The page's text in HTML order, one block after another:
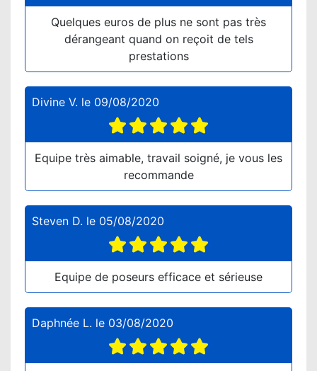
Quelques euros de plus ne sont pas très
dérangeant quand on reçoit de tels
prestations
Divine V. le 09/08/2020
Equipe très aimable, travail soigné, je vous les
recommande
Steven D. le 05/08/2020
Equipe de poseurs efficace et sérieuse
Daphnée L. le 03/08/2020